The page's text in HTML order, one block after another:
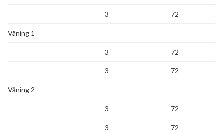
3 72
Våning 1
3 72
3 72
Våning 2
3 72
3 72